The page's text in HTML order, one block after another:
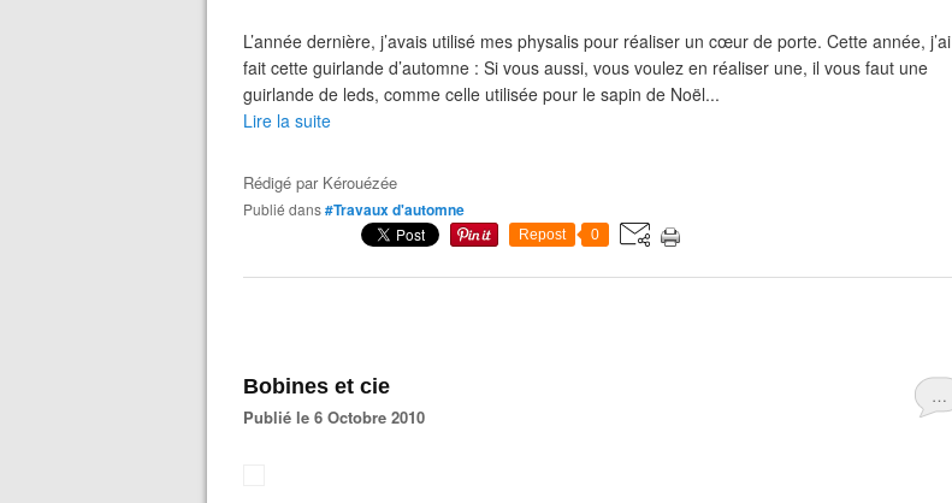
L’année dernière, j’avais utilisé mes physalis pour réaliser un cœur de porte. Cette année, j’ai
fait cette guirlande d’automne : Si vous aussi, vous voulez en réaliser une, il vous faut une
guirlande de leds, comme celle utilisée pour le sapin de Noël...
Lire la suite
Rédigé par Kérouézée
Publié dans#Travaux d'automne
Repost 0
…
Bobines et cie
Publié le 6 Octobre 2010